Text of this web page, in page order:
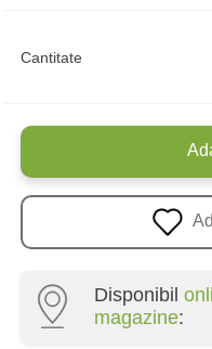
Cantitate
Disponibil
magazine: